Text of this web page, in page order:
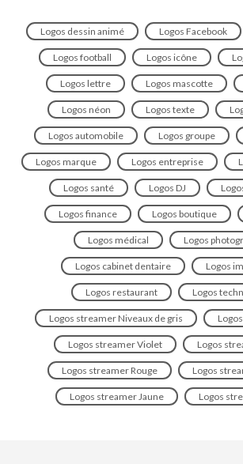
Logos dessin animé Logos Facebook
Logos football Logos icône
Logos lettre Logos mascotte
Logos néon Logos texte
Logos automobile Logos groupe
Logos marque Logos entreprise
Logos santé Logos DJ
Logos finance Logos boutique
Logos médical Logos
Logos cabinet dentaire Logos
Logos restaurant Logos
Logos streamer Niveaux de gris
Logos streamer Violet Logos
Logos streamer Rouge Logos
Logos streamer Jaune Logos